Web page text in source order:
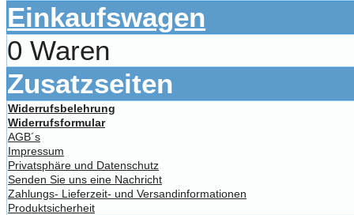
Einkaufswagen
0 Waren
Zusatzseiten
Widerrufsbelehrung
Widerrufsformular
AGB´s
Impressum
Privatsphäre und Datenschutz
Senden Sie uns eine Nachricht
Zahlungs- Lieferzeit- und Versandinformationen
Produktsicherheit